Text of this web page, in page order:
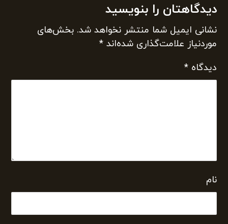
دیدگاهتان را بنویسید
نشانی ایمیل شما منتشر نخواهد شد. بخش‌های
موردنیاز علامت‌گذاری شده‌اند*
دیدگاه*
نام